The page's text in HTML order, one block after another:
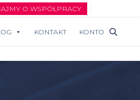
O WSPÓŁPRACY
KONTAKT KONTO